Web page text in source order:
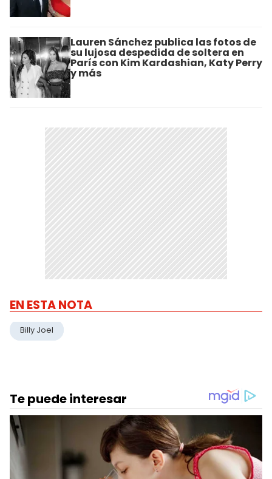
Lauren Sánchez publica las fotos de
su lujosa despedida de soltera en
París con Kim Kardashian, Katy Perry
y más
EN ESTA NOTA
Billy Joel